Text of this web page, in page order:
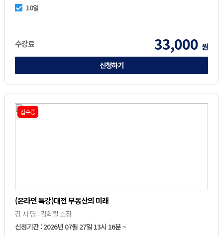
10일
수강료 33,000 원
신청하기
접수중
(온라인 특강)대전 부동산의 미래
강 사 명 : 김학렬 소장
신청기간 : 2026년 07월 27일 13시 16분 ~